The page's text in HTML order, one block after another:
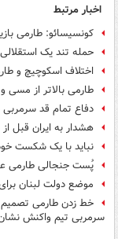
اخبار مرتبط
کونسیسائو: طارمی
حمله تند یک
اختلاف اسکوچیچ و
طارمی بالاتر از مسی و
دفاع تمام قد
هشدار به ایران قبل
نباید با یک شکست
پُست جنجالی طارمی
موضع دولت لبنان
خط زدن طارمی تصمیم
سرمربی تیم واکنش